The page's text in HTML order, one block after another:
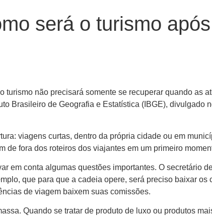
será o turismo
turismo não precisará somente se recuperar quando as
Brasileiro de Geografia e Estatística (IBGE), divulgado
viagens curtas, dentro da própria cidade ou em
fora dos roteiros dos viajantes em um primeiro
em conta algumas questões importantes. O secretário
que para que a cadeia opere, será preciso baixar os
de viagem baixem suas comissões.
Quando se tratar de produto de luxo ou produtos